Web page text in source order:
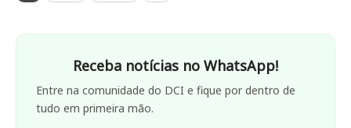
Receba notícias no WhatsApp!
Entre na comunidade do DCI e fique por dentro de
tudo em primeira mão.